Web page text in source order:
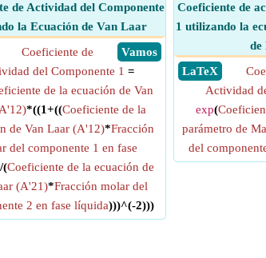
de Actividad del Componente
la Ecuación de Van Laar
​ Vamos
Coeficiente de
del Componente 1 =
de la ecuación de Van
*((1+((Coeficiente de la
de Van Laar (A'12)*Fracción
del componente 1 en fase
(Coeficiente de la ecuación de
(A'21)*Fracción molar del
2 en fase líquida)))^(-2)))
Coeficiente de
1 utilizando la
de
​ LaTeX
Actividad
exp(
parámetro de
del